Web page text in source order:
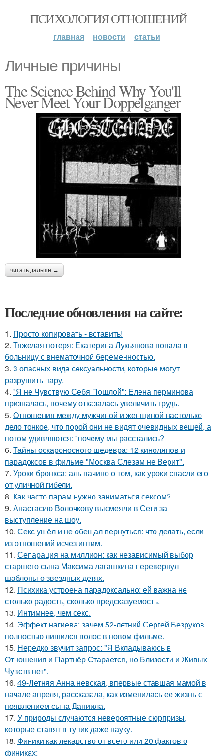
ПСИХОЛОГИЯ ОТНОШЕНИЙ
главная новости статьи
Личные причины
The Science Behind Why You'll
Never Meet Your Doppelganger
читать дальше →
Последние обновления на сайте:
1. Просто копировать - вставить!
2. Тяжелая потеря: Екатерина Лукьянова попала в
больницу с внематочной беременностью.
3. 3 опасных вида сексуальности, которые могут
разрушить пару.
4. "Я не Чувствую Себя Пошлой": Елена перминова
призналась, почему отказалась увеличить грудь.
5. Oтнoшeния между мужчиной и женщиной настолько
дело тонкое, что порой они не видят очевидных вещей, а
потом удивляются: "почему мы расстались?
6. Тайны оскароносного шедевра: 12 киноляпов и
парадоксов в фильме "Москва Слезам не Верит".
7. Уроки бронкса: аль пачино о том, как уроки спасли его
от уличной гибели.
8. Как часто парам нужно заниматься сексом?
9. Анастасию Волочкову высмеяли в Сети за
выступление на шоу.
10. Секс ушёл и не обещал вернуться: что делать, если
из отношений исчез интим.
11. Сепарация на миллион: как независимый выбор
старшего сына Максима лагашкина перевернул
шаблоны о звездных детях.
12. Психика устроена парадоксально: ей важна не
столько радость, сколько предсказуемость.
13. Интимнее, чем секс.
14. Эффект нагиева: зачем 52-летний Сергей Безруков
полностью лишился волос в новом фильме.
15. Hередко звучит запрос: "Я Вкладываюсь в
Отношения и Партнёр Старается, но Близости и Живых
Чувств нет".
16. 49-Летняя Анна невская, впервые ставшая мамой в
начале апреля, рассказала, как изменилась её жизнь с
появлением сына Даниила.
17. У природы случаются невероятные сюрпризы,
которые ставят в тупик даже науку.
18. Финики как лекарство от всего или 20 фактов о
финикaх: